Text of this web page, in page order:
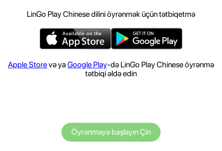
LinGo Play Chinese dilini öyrənmək üçün tətbiqetmə
Apple Storevə yaGoogle Play-də LinGo Play Chinese öyrənmə
tətbiqi əldə edin
Öyrənməyə başlayın Çin